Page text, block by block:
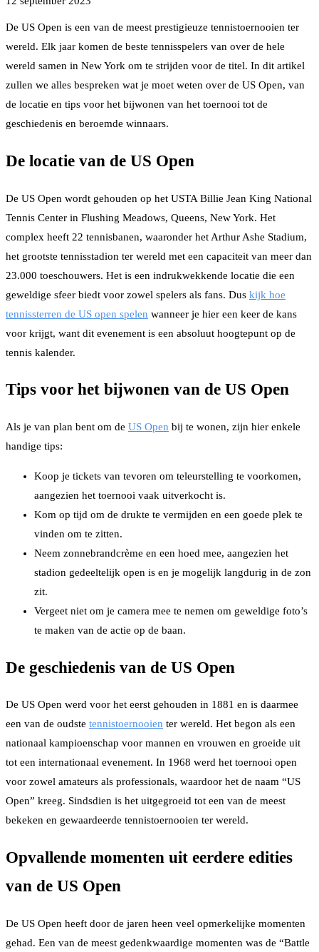
De US Open is een van de meest prestigieuze tennistoernooien ter
wereld. Elk jaar komen de beste tennisspelers van over de hele
wereld samen in New York om te strijden voor de titel. In dit artikel
zullen we alles bespreken wat je moet weten over de US Open, van
de locatie en tips voor het bijwonen van het toernooi tot de
geschiedenis en beroemde winnaars.
De locatie van de US Open
De US Open wordt gehouden op het USTA Billie Jean King National
Tennis Center in Flushing Meadows, Queens, New York. Het
complex heeft 22 tennisbanen, waaronder het Arthur Ashe Stadium,
het grootste tennisstadion ter wereld met een capaciteit van meer dan
23.000 toeschouwers. Het is een indrukwekkende locatie die een
geweldige sfeer biedt voor zowel spelers als fans. Dus kijk hoe
tennissterren de US open spelen wanneer je hier een keer de kans
voor krijgt, want dit evenement is een absoluut hoogtepunt op de
tennis kalender.
Tips voor het bijwonen van de US Open
Als je van plan bent om de US Open bij te wonen, zijn hier enkele
handige tips:
Koop je tickets van tevoren om teleurstelling te voorkomen,
aangezien het toernooi vaak uitverkocht is.
Kom op tijd om de drukte te vermijden en een goede plek te
vinden om te zitten.
Neem zonnebrandcrème en een hoed mee, aangezien het
stadion gedeeltelijk open is en je mogelijk langdurig in de zon
zit.
Vergeet niet om je camera mee te nemen om geweldige foto’s
te maken van de actie op de baan.
De geschiedenis van de US Open
De US Open werd voor het eerst gehouden in 1881 en is daarmee
een van de oudste tennistoernooien ter wereld. Het begon als een
nationaal kampioenschap voor mannen en vrouwen en groeide uit
tot een internationaal evenement. In 1968 werd het toernooi open
voor zowel amateurs als professionals, waardoor het de naam “US
Open” kreeg. Sindsdien is het uitgegroeid tot een van de meest
bekeken en gewaardeerde tennistoernooien ter wereld.
Opvallende momenten uit eerdere edities
van de US Open
De US Open heeft door de jaren heen veel opmerkelijke momenten
gehad. Een van de meest gedenkwaardige momenten was de “Battle